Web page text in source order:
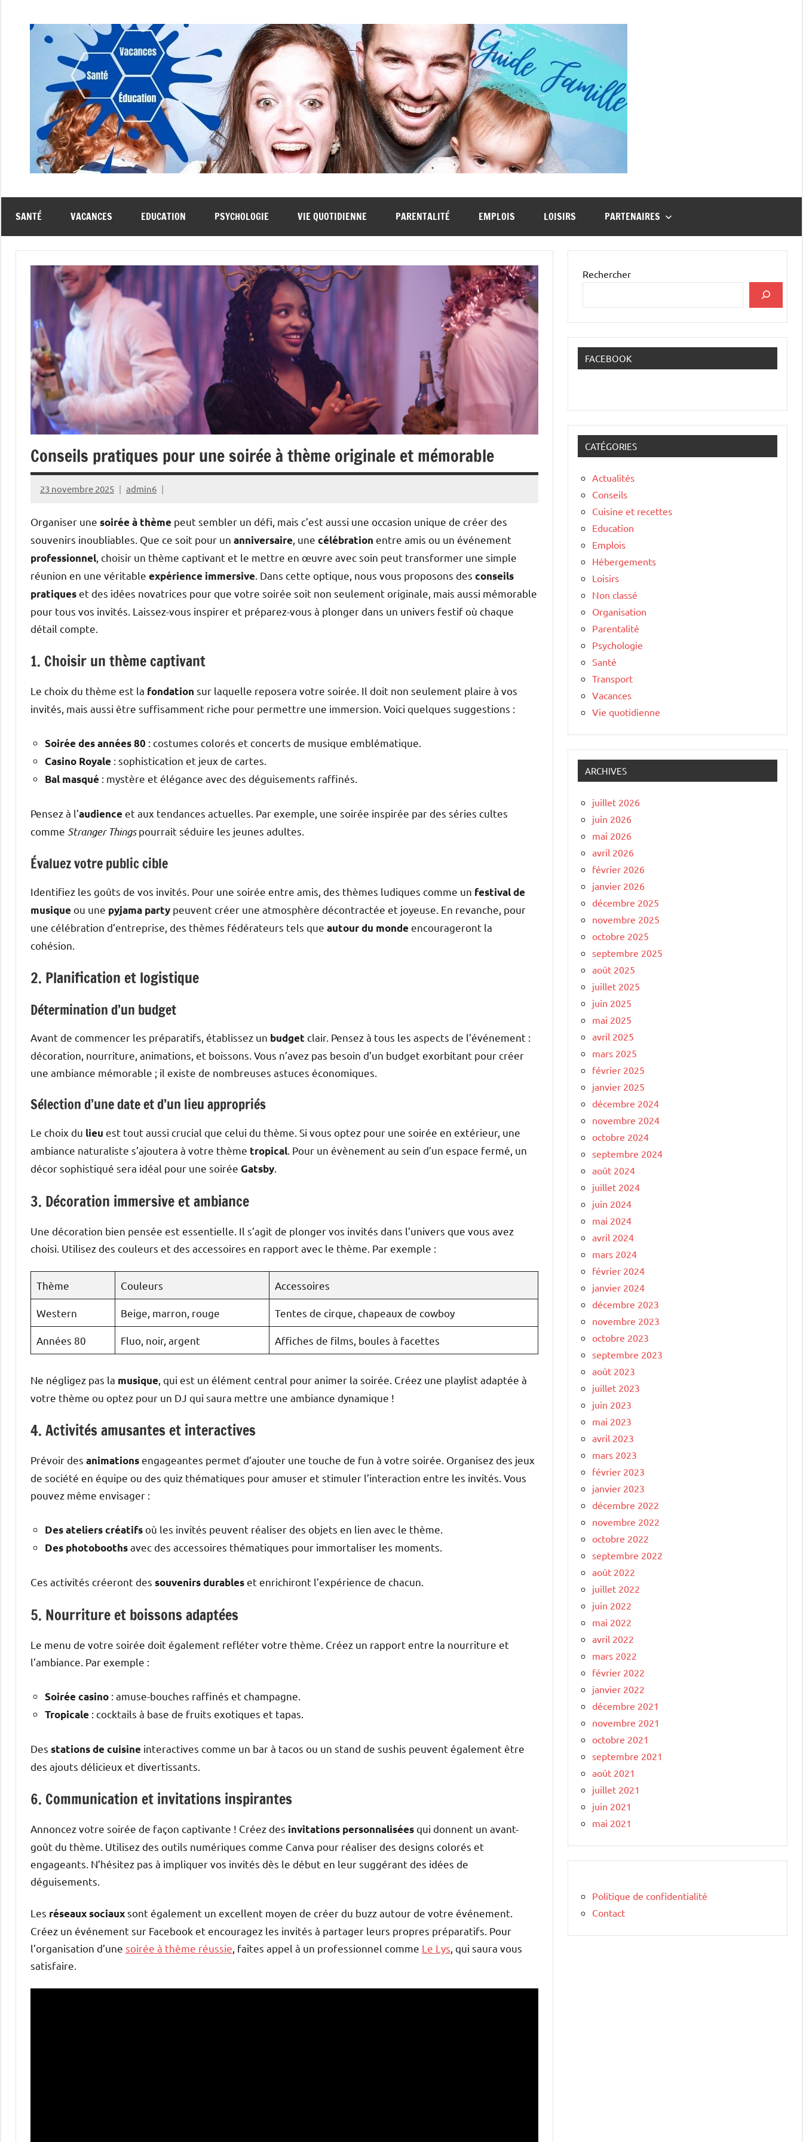
SANTÉ VACANCES EDUCATION PSYCHOLOGIE VIE QUOTIDIENNE PARENTALITÉ EMPLOIS LOISIRS PARTENAIRES
Conseils pratiques pour une soirée à thème originale et mémorable
23 novembre 2025 admin6
Organiser une soirée à thème peut sembler un défi, mais c’est aussi une occasion unique de créer des
souvenirs inoubliables. Que ce soit pour un anniversaire, une célébration entre amis ou un événement
professionnel, choisir un thème captivant et le mettre en œuvre avec soin peut transformer une simple
réunion en une véritable expérience immersive. Dans cette optique, nous vous proposons des conseils
pratiqueset des idées novatrices pour que votre soirée soit non seulement originale, mais aussi mémorable
pour tous vos invités. Laissez-vous inspirer et préparez-vous à plonger dans un univers festif où chaque
détail compte.
1. Choisir un thème captivant
Le choix du thème est la fondation sur laquelle reposera votre soirée. Il doit non seulement plaire à vos
invités, mais aussi être suffisamment riche pour permettre une immersion. Voici quelques suggestions :
Soirée des années 80 : costumes colorés et concerts de musique emblématique.
Casino Royale : sophistication et jeux de cartes.
Bal masqué : mystère et élégance avec des déguisements raffinés.
Pensez à l’audienceet aux tendances actuelles. Par exemple, une soirée inspirée par des séries cultes
comme Stranger Thingspourrait séduire les jeunes adultes.
Évaluez votre public cible
Identifiez les goûts de vos invités. Pour une soirée entre amis, des thèmes ludiques comme un festival de
musiqueou une pyjama party peuvent créer une atmosphère décontractée et joyeuse. En revanche, pour
une célébration d’entreprise, des thèmes fédérateurs tels que autour du mondeencourageront la
cohésion.
2. Planification et logistique
Détermination d’un budget
Avant de commencer les préparatifs, établissez un budget clair. Pensez à tous les aspects de l’événement :
décoration, nourriture, animations, et boissons. Vous n’avez pas besoin d’un budget exorbitant pour créer
une ambiance mémorable ; il existe de nombreuses astuces économiques.
Sélection d’une date et d’un lieu appropriés
Le choix du lieu est tout aussi crucial que celui du thème. Si vous optez pour une soirée en extérieur, une
ambiance naturaliste s’ajoutera à votre thème tropical . Pour un évènement au sein d’un espace fermé, un
décor sophistiqué sera idéal pour une soirée Gatsby
3. Décoration immersive et ambiance
Une décoration bien pensée est essentielle. Il s’agit de plonger vos invités dans l’univers que vous avez
choisi. Utilisez des couleurs et des accessoires en rapport avec le thème. Par exemple :
Thème Couleurs Accessoires
Western Beige, marron, rouge Tentes de cirque, chapeaux de cowboy
Années 80 Fluo, noir, argent Affiches de films, boules à facettes
Ne négligez pas la musique , qui est un élément central pour animer la soirée. Créez une playlist adaptée à
votre thème ou optez pour un DJ qui saura mettre une ambiance dynamique !
4. Activités amusantes et interactives
Prévoir des animationsengageantes permet d’ajouter une touche de fun à votre soirée. Organisez des jeux
de société en équipe ou des quiz thématiques pour amuser et stimuler l’interaction entre les invités. Vous
pouvez même envisager :
Des ateliers créatifsoù les invités peuvent réaliser des objets en lien avec le thème.
Des photoboothsavec des accessoires thématiques pour immortaliser les moments.
Ces activités créeront des souvenirs durableset enrichiront l’expérience de chacun.
5. Nourriture et boissons adaptées
Le menu de votre soirée doit également refléter votre thème. Créez un rapport entre la nourriture et
l’ambiance. Par exemple :
Soirée casino : amuse-bouches raffinés et champagne.
Tropicale : cocktails à base de fruits exotiques et tapas.
Des stations de cuisine interactives comme un bar à tacos ou un stand de sushis peuvent également être
des ajouts délicieux et divertissants.
6. Communication et invitations inspirantes
Annoncez votre soirée de façon captivante ! Créez des invitations personnaliséesqui donnent un avant-
goût du thème. Utilisez des outils numériques comme Canva pour réaliser des designs colorés et
engageants. N’hésitez pas à impliquer vos invités dès le début en leur suggérant des idées de
déguisements.
Les réseaux sociauxsont également un excellent moyen de créer du buzz autour de votre événement.
Créez un événement sur Facebook et encouragez les invités à partager leurs propres préparatifs. Pour
l’organisation d’une soirée à thème réussie , faites appel à un professionnel comme Le Lys , qui saura vous
satisfaire.
Rechercher
FACEBOOK
CATÉGORIES
Actualités
Conseils
Cuisine et recettes
Education
Emplois
Hébergements
Loisirs
Non classé
Organisation
Parentalité
Psychologie
Santé
Transport
Vacances
Vie quotidienne
ARCHIVES
juillet 2026
juin 2026
mai 2026
avril 2026
février 2026
janvier 2026
décembre 2025
novembre 2025
octobre 2025
septembre 2025
août 2025
juillet 2025
juin 2025
mai 2025
avril 2025
mars 2025
février 2025
janvier 2025
décembre 2024
novembre 2024
octobre 2024
septembre 2024
août 2024
juillet 2024
juin 2024
mai 2024
avril 2024
mars 2024
février 2024
janvier 2024
décembre 2023
novembre 2023
octobre 2023
septembre 2023
août 2023
juillet 2023
juin 2023
mai 2023
avril 2023
mars 2023
février 2023
janvier 2023
décembre 2022
novembre 2022
octobre 2022
septembre 2022
août 2022
juillet 2022
juin 2022
mai 2022
avril 2022
mars 2022
février 2022
janvier 2022
décembre 2021
novembre 2021
octobre 2021
septembre 2021
août 2021
juillet 2021
juin 2021
mai 2021
Politique de confidentialité
Contact